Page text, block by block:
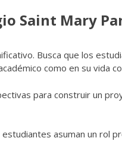
Saint Mary
Busca que los
como en su vida
para construir un
asuman un rol